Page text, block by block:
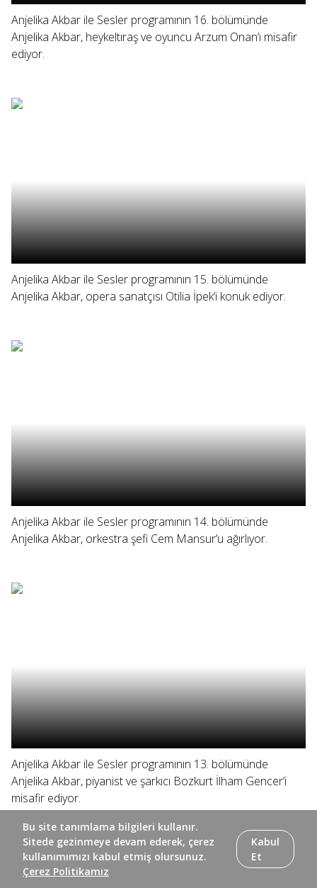
Anjelika Akbar ile Sesler programının 16. bölümünde
Anjelika Akbar, heykeltıraş ve oyuncu Arzum Onan’ı misafir
ediyor.
Anjelika Akbar ile Sesler programının 15. bölümünde
Anjelika Akbar, opera sanatçısı Otilia İpek’i konuk ediyor.
Anjelika Akbar ile Sesler programının 14. bölümünde
Anjelika Akbar, orkestra şefi Cem Mansur’u ağırlıyor.
Anjelika Akbar ile Sesler programının 13. bölümünde
Anjelika Akbar, piyanist ve şarkıcı Bozkurt İlham Gencer’i
misafir ediyor.
Bu site tanımlama bilgileri kullanır.
Sitede gezinmeye devam ederek, çerez
kullanımımızı kabul etmiş olursunuz.
Çerez Politikamız
Kabul
Et